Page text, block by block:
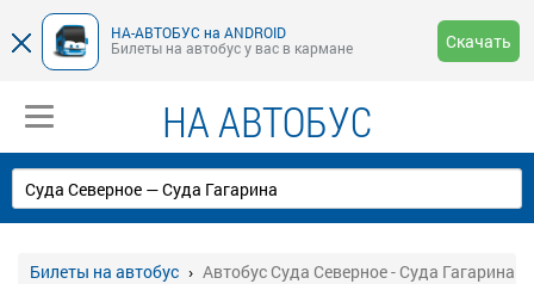
НА-АВТОБУС на ANDROID
Билеты на автобус у вас в кармане
Скачать
НА АВТОБУС
Билеты на автобус Автобус Суда Северное - Суда Гагарина